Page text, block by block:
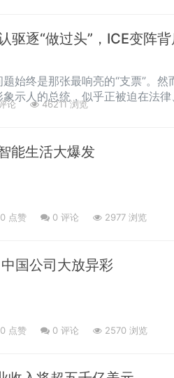
驱逐“做过头”，ICE变阵
始终是那张最响亮的“支票”。然
示人的总统，似乎正被迫在法律
浩荡荡的驱逐脚步。
论 46211 浏览
能生活大爆发
0 点赞 0 评论 2977 浏览
国公司大放异彩
0 点赞 0 评论 2570 浏览